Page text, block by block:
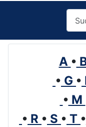
A •
• G •
• M
• R • S • T •